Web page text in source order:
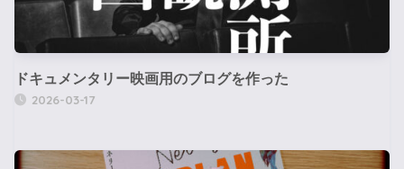
ドキュメンタリー映画用のブログを作った
2026-03-17